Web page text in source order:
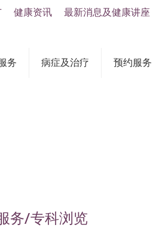
务 病症及治疗 预约服务
健康资讯 最新消息及健康讲座
务/专科浏览